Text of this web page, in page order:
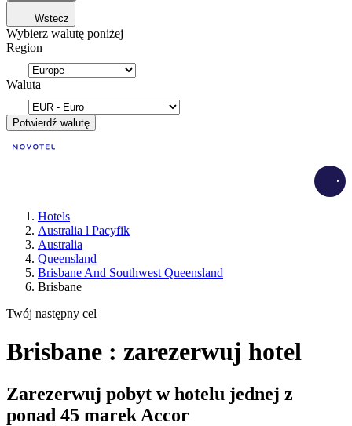
Wstecz
Wybierz walutę poniżej
Region
Waluta
Potwierdź walutę
Hotels
Australia l Pacyfik
Australia
Queensland
Brisbane And Southwest Queensland
Brisbane
Twój następny cel
Brisbane : zarezerwuj hotel
Zarezerwuj pobyt w hotelu jednej z
ponad 45 marek Accor